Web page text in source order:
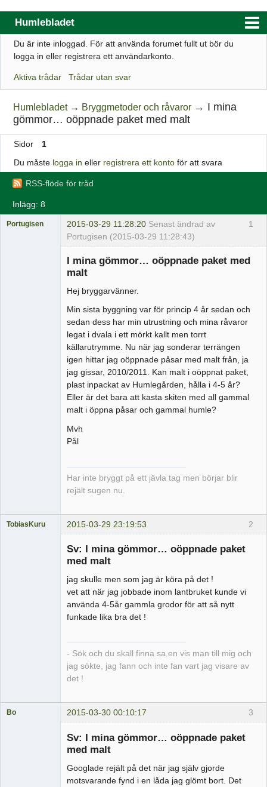
Humlebladet
Index
Regler
Sök
Registrera ett konto
Webbutik
Du är inte inloggad. För att använda forumet fullt ut bör du
logga in eller registrera ett användarkonto.
Aktiva trådar Trådar utan svar
Humlebladet → Bryggmetoder och råvaror → I mina
gömmor… oöppnade paket med malt
Sidor
1
Du måste logga in eller registrera ett kontoför att svara
RSS-flöde för tråd
Inlägg: 8
1
Portugisen 2015-03-29 11:28:20 Senast ändrad av
Portugisen (2015-03-29 11:28:43)
I mina gömmor… oöppnade paket med
malt
Hej bryggarvänner.
Min sista byggning var för princip 4 år sedan och
sedan dess har min utrustning och mina råvaror
legat i dvala i ett mörkt kallt men torrt
källarutrymme. Nu när jag sonderar terrängen
igen hittar jag oöppnade påsar med malt från, ja
jag gissar, 2010/2011. Kan malt i oöppnat paket,
plast inpackat av Humlegården, hålla i 4-5 år?
Eller är det bara att kasta skiten med all gammal
malt i öppna påsar och gammal humle?
Mvh
Pål
Har inte bryggt på ett jävla tag men börjar blir
rejält sugen nu.
2
TobiasKuru 2015-03-29 23:19:53
Sv: I mina gömmor… oöppnade paket
med malt
jag skulle men som jag är köra på det !
vet att när jag jobbade inom lantbruket kunde vi
använda 4-5år gammla grodor för att så nytt
funkade lika bra det !
- Sök och du skall finna sa en vis man till mig och
jag sökte, jag fann och inte fan vart jag visare av
det !
3
Bo 2015-03-30 00:10:17
Sv: I mina gömmor… oöppnade paket
med malt
Googlade rejält på det när jag själv gjorde
motsvarande fynd i en låda jag glömt bort. Det